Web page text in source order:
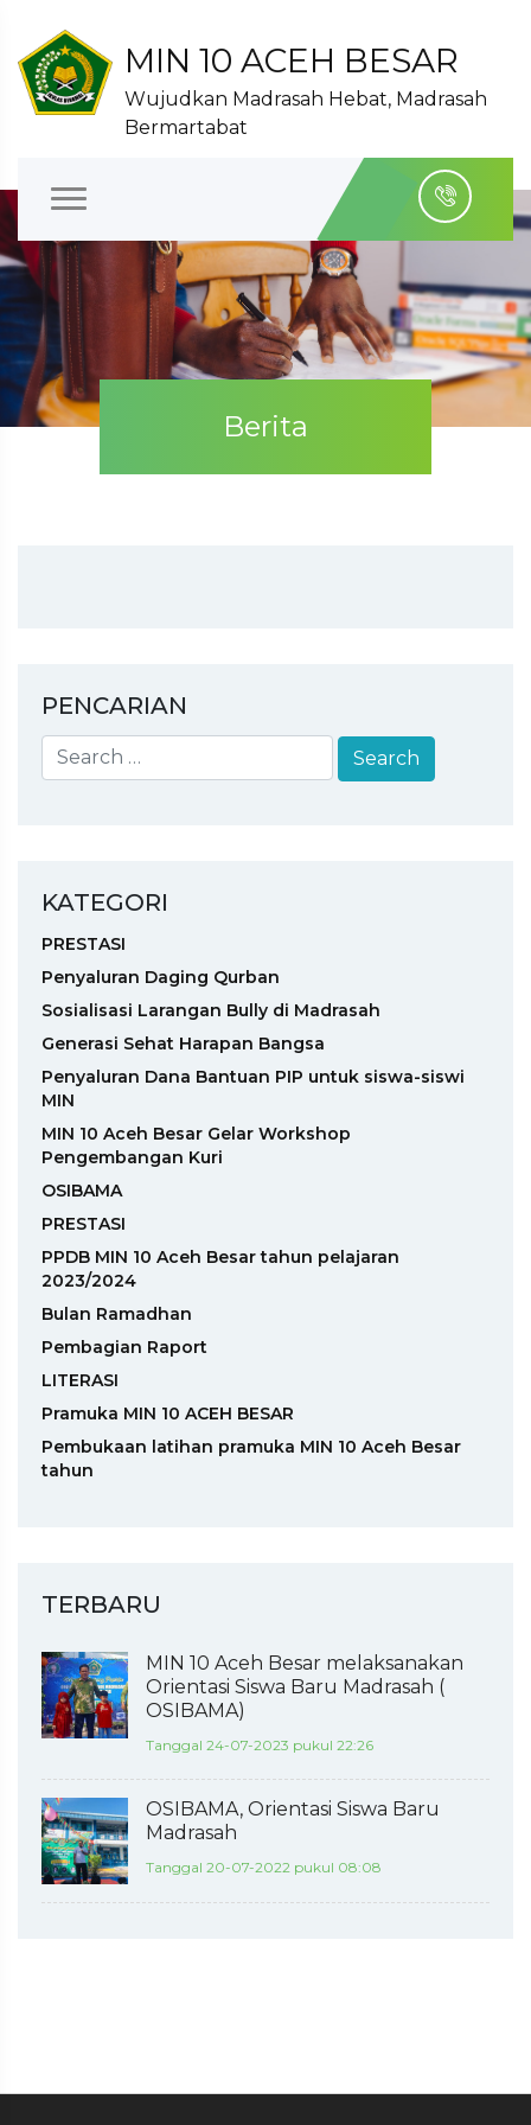
MIN 10 ACEH BESAR
Wujudkan Madrasah Hebat, Madrasah
Bermartabat
Berita
PENCARIAN
KATEGORI
PRESTASI
Penyaluran Daging Qurban
Sosialisasi Larangan Bully di Madrasah
Generasi Sehat Harapan Bangsa
Penyaluran Dana Bantuan PIP untuk siswa-siswi
MIN
MIN 10 Aceh Besar Gelar Workshop
Pengembangan Kuri
OSIBAMA
PRESTASI
PPDB MIN 10 Aceh Besar tahun pelajaran
2023/2024
Bulan Ramadhan
Pembagian Raport
LITERASI
Pramuka MIN 10 ACEH BESAR
Pembukaan latihan pramuka MIN 10 Aceh Besar
tahun
TERBARU
MIN 10 Aceh Besar melaksanakan
Orientasi Siswa Baru Madrasah (
OSIBAMA)
Tanggal 24-07-2023 pukul 22:26
OSIBAMA, Orientasi Siswa Baru
Madrasah
Tanggal 20-07-2022 pukul 08:08